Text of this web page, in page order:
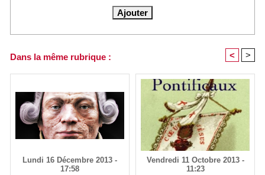
Dans la même rubrique : < >
Lundi 16 Décembre 2013 -
17:58
Vendredi 11 Octobre 2013 -
11:23